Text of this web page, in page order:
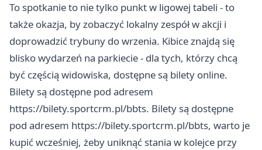
To spotkanie to nie tylko punkt w ligowej tabeli - to
także okazja, by zobaczyć lokalny zespół w akcji i
doprowadzić trybuny do wrzenia. Kibice znajdą się
blisko wydarzeń na parkiecie - dla tych, którzy chcą
być częścią widowiska, dostępne są bilety online.
Bilety są dostępne pod adresem
https://bilety.sportcrm.pl/bbts. Bilety są dostępne
pod adresem https://bilety.sportcrm.pl/bbts, warto je
kupić wcześniej, żeby uniknąć stania w kolejce przy